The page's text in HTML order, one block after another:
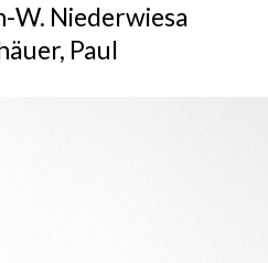
W. Niederwiesa
Paul